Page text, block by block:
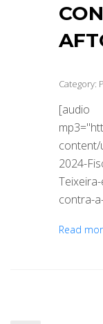
Category:
[audio
content/
2024-
contra-
Read